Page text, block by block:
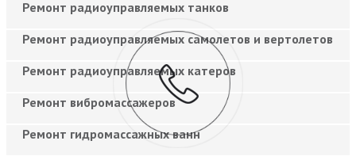
Ремонт радиоуправляемых танков
Ремонт радиоуправляемых самолетов и вертолетов
Ремонт радиоуправляемых катеров
Ремонт вибромассажеров
Ремонт гидромассажных ванн